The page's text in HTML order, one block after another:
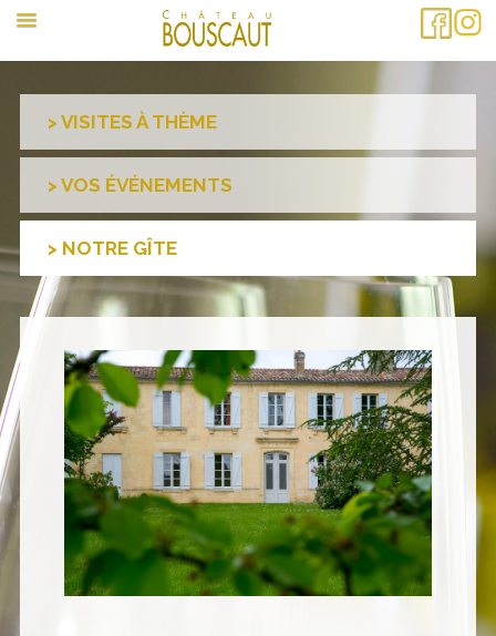
VISITES À THÈME
VOS ÉVÉNEMENTS
NOTRE GÎTE